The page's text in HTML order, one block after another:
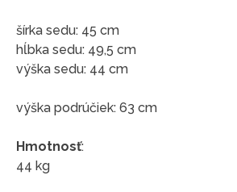
šírka sedu: 45 cm
hĺbka sedu: 49,5 cm
výška sedu: 44 cm
výška podrúčiek: 63 cm
Hmotnosť:
44 kg